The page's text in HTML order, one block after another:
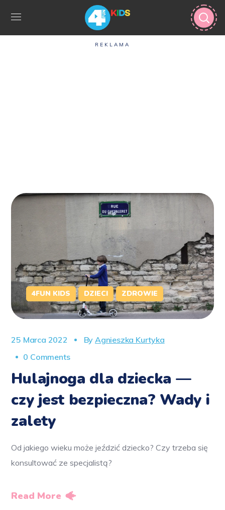
REKLAMA
4FUN KIDS DZIECI ZDROWIE
25 Marca 2022 ByAgnieszka Kurtyka
0 Comments
Hulajnoga dla dziecka —
czy jest bezpieczna? Wady i
zalety
Od jakiego wieku może jeździć dziecko? Czy trzeba się
konsultować ze specjalistą?
Read More